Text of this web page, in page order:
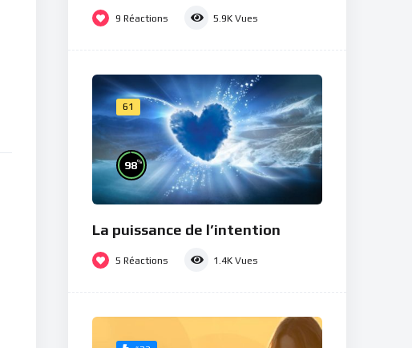
9 Réactions 5.9K Vues
61
98%
La puissance de l’intention
5 Réactions 1.4K Vues